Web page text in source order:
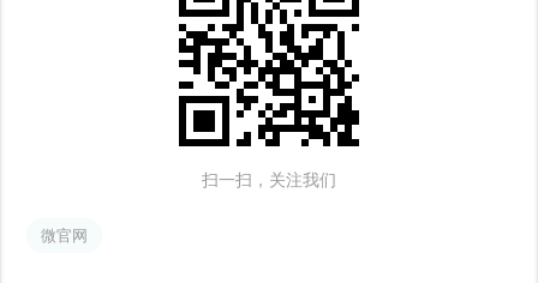
扫一扫，关注我们
微官网